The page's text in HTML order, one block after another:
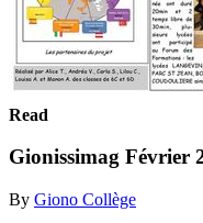
Read
Gionissimag Février
By Giono Collège